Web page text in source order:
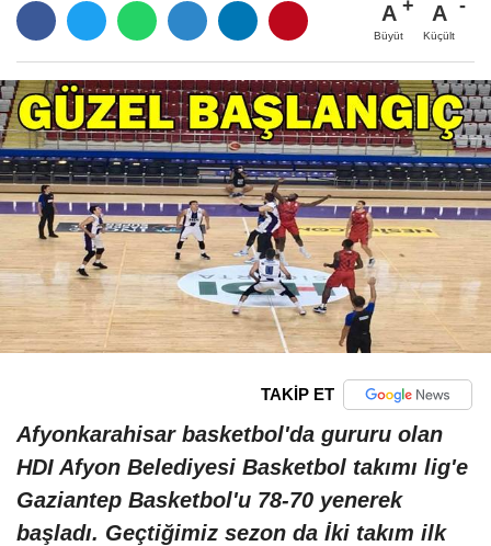
A
Büyüt
A
Küçült
TAKİP ET
Afyonkarahisar basketbol'da gururu olan
HDI Afyon Belediyesi Basketbol takımı lig'e
Gaziantep Basketbol'u 78-70 yenerek
başladı. Geçtiğimiz sezon da İki takım ilk